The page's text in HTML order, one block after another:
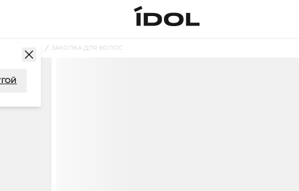
ЗАКОЛКА ДЛЯ ВОЛОС